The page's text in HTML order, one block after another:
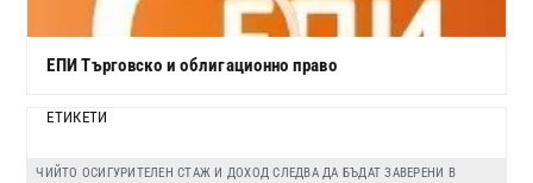
ЕПИ Търговско и облигационно право
ЕТИКЕТИ
ЧИЙТО ОСИГУРИТЕЛЕН СТАЖ И ДОХОД СЛЕДВА ДА БЪДАТ ЗАВЕРЕНИ В